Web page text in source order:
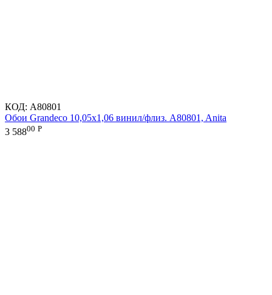
КОД: A80801
Обои Grandeco 10,05х1,06 винил/флиз. A80801, Anita
3 58800 Р